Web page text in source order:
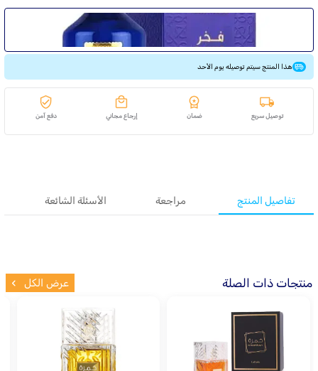
هذا المنتج سيتم توصيله يوم الأحد
توصيل سريع ضمان إرجاع مجاني دفع آمن
تفاصيل المنتج مراجعة الأسئلة الشائعة
منتجات ذات الصلة عرض الكل